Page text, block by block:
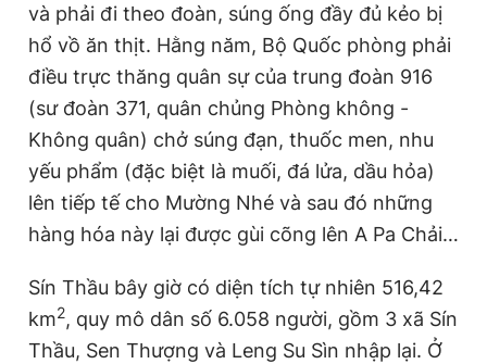
và phải đi theo đoàn, súng ống đầy đủ kẻo bị
hổ vồ ăn thịt. Hằng năm, Bộ Quốc phòng phải
điều trực thăng quân sự của trung đoàn 916
(sư đoàn 371, quân chủng Phòng không -
Không quân) chở súng đạn, thuốc men, nhu
yếu phẩm (đặc biệt là muối, đá lửa, dầu hỏa)
lên tiếp tế cho Mường Nhé và sau đó những
hàng hóa này lại được gùi cõng lên A Pa Chải…
Sín Thầu bây giờ có diện tích tự nhiên 516,42
km2, quy mô dân số 6.058 người, gồm 3 xã Sín
Thầu, Sen Thượng và Leng Su Sìn nhập lại. Ở